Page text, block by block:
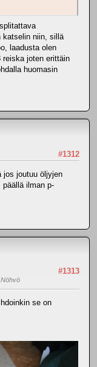
katselin niin, sillä
laadusta olen
joten erittäin
huomasin
#1312
jos joutuu öljyjen
päällä ilman p-
#1313
se on